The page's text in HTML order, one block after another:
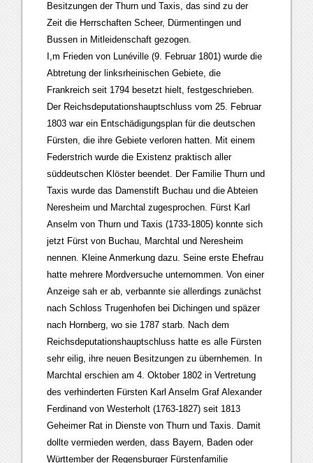
Besitzungen der Thurn und Taxis, das sind zu der
Zeit die Herrschaften Scheer, Dürmentingen und
Bussen in Mitleidenschaft gezogen.
I,m Frieden von Lunéville (9. Februar 1801) wurde die
Abtretung der linksrheinischen Gebiete, die
Frankreich seit 1794 besetzt hielt, festgeschrieben.
Der Reichsdeputationshauptschluss vom 25. Februar
1803 war ein Entschädigungsplan für die deutschen
Fürsten, die ihre Gebiete verloren hatten. Mit einem
Federstrich wurde die Existenz praktisch aller
süddeutschen Klöster beendet. Der Familie Thurn und
Taxis wurde das Damenstift Buchau und die Abteien
Neresheim und Marchtal zugesprochen. Fürst Karl
Anselm von Thurn und Taxis (1733-1805) konnte sich
jetzt Fürst von Buchau, Marchtal und Neresheim
nennen. Kleine Anmerkung dazu. Seine erste Ehefrau
hatte mehrere Mordversuche unternommen. Von einer
Anzeige sah er ab, verbannte sie allerdings zunächst
nach Schloss Trugenhofen bei Dichingen und späzer
nach Hornberg, wo sie 1787 starb. Nach dem
Reichsdeputationshauptschluss hatte es alle Fürsten
sehr eilig, ihre neuen Besitzungen zu übernhemen. In
Marchtal erschien am 4. Oktober 1802 in Vertretung
des verhinderten Fürsten Karl Anselm Graf Alexander
Ferdinand von Westerholt (1763-1827) seit 1813
Geheimer Rat in Dienste von Thurn und Taxis. Damit
dollte vermieden werden, dass Bayern, Baden oder
Württember der Regensburger Fürstenfamilie